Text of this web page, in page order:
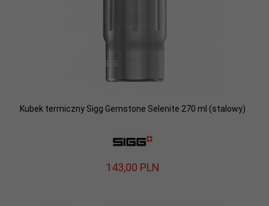
Kubek termiczny Sigg Gemstone Selenite 270 ml (stalowy)
143,00 PLN